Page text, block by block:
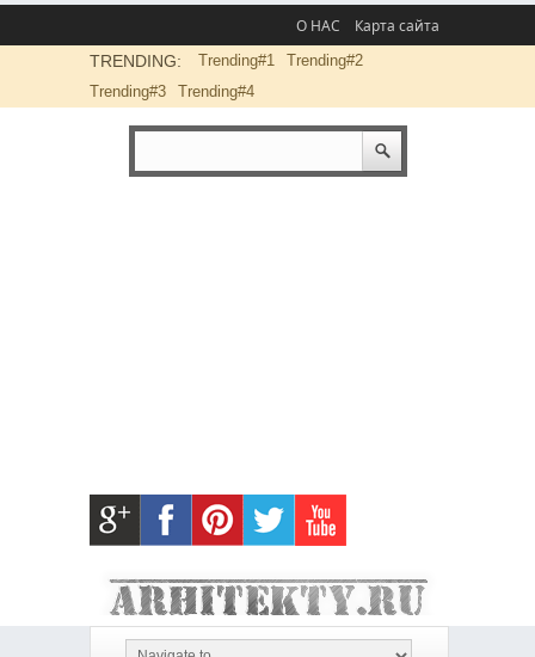
О НАС Карта сайта
TRENDING: Trending#1
Trending#2
Trending#3
Trending#4